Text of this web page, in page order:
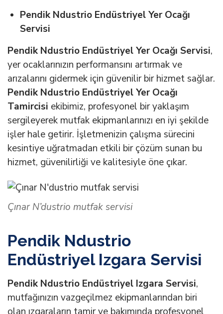
Pendik Ndustrio Endüstriyel Yer Ocağı
Servisi
Pendik Ndustrio Endüstriyel Yer Ocağı Servisi,
yer ocaklarınızın performansını artırmak ve
arızalarını gidermek için güvenilir bir hizmet sağlar.
Pendik Ndustrio Endüstriyel Yer Ocağı
Tamircisi ekibimiz, profesyonel bir yaklaşım
sergileyerek mutfak ekipmanlarınızı en iyi şekilde
işler hale getirir. İşletmenizin çalışma sürecini
kesintiye uğratmadan etkili bir çözüm sunan bu
hizmet, güvenilirliği ve kalitesiyle öne çıkar.
Çınar N’dustrio mutfak servisi
Pendik Ndustrio
Endüstriyel Izgara Servisi
Pendik Ndustrio Endüstriyel Izgara Servisi,
mutfağınızın vazgeçilmez ekipmanlarından biri
olan ızgaraların tamir ve bakımında profesyonel